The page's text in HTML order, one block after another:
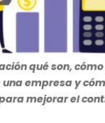
One Cloud
RISE
Data Cloud
qué son,
empresa y
mejorar el